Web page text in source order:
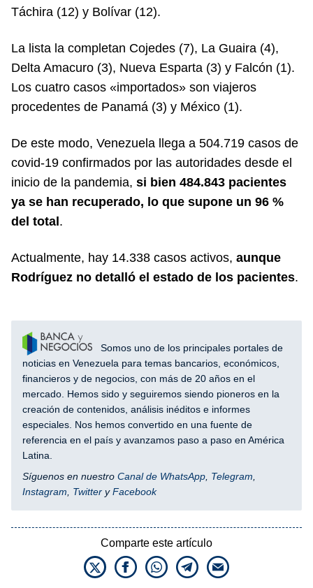
Táchira (12) y Bolívar (12).
La lista la completan Cojedes (7), La Guaira (4),
Delta Amacuro (3), Nueva Esparta (3) y Falcón (1).
Los cuatro casos «importados» son viajeros
procedentes de Panamá (3) y México (1).
De este modo, Venezuela llega a 504.719 casos de
covid-19 confirmados por las autoridades desde el
inicio de la pandemia, si bien 484.843 pacientes
ya se han recuperado, lo que supone un 96 %
del total.
Actualmente, hay 14.338 casos activos, aunque
Rodríguez no detalló el estado de los pacientes.
Somos uno de los principales portales de
noticias en Venezuela para temas bancarios, económicos,
financieros y de negocios, con más de 20 años en el
mercado. Hemos sido y seguiremos siendo pioneros en la
creación de contenidos, análisis inéditos e informes
especiales. Nos hemos convertido en una fuente de
referencia en el país y avanzamos paso a paso en América
Latina.
Síguenos en nuestro Canal de WhatsApp Telegram
Instagram
Twitter yFacebook
Comparte este artículo